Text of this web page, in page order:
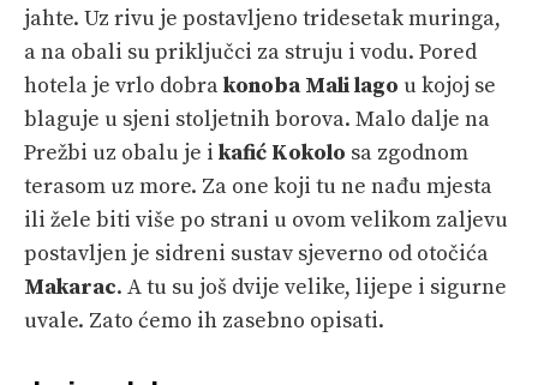
jahte. Uz rivu je postavljeno tridesetak muringa,
a na obali su priključci za struju i vodu. Pored
hotela je vrlo dobrakonoba Mali lago u kojoj se
blaguje u sjeni stoljetnih borova. Malo dalje na
Prežbi uz obalu je i kafić Kokolo sa zgodnom
terasom uz more. Za one koji tu ne nađu mjesta
ili žele biti više po strani u ovom velikom zaljevu
postavljen je sidreni sustav sjeverno od otočića
Makarac. A tu su još dvije velike, lijepe i sigurne
uvale. Zato ćemo ih zasebno opisati.